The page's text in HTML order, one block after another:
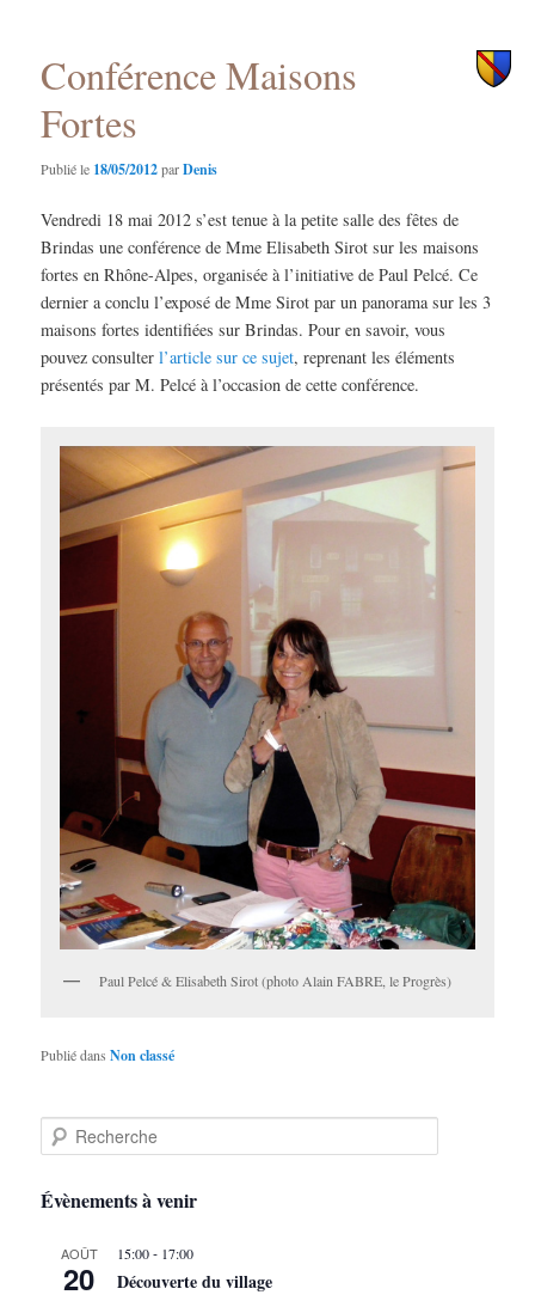
Conférence Maisons
Fortes
Publié le 18/05/2012parDenis
Vendredi 18 mai 2012 s’est tenue à la petite salle des fêtes de
Brindas une conférence de Mme Elisabeth Sirot sur les maisons
fortes en Rhône-Alpes, organisée à l’initiative de Paul Pelcé. Ce
dernier a conclu l’exposé de Mme Sirot par un panorama sur les 3
maisons fortes identifiées sur Brindas. Pour en savoir, vous
pouvez consulterl’article sur ce sujet, reprenant les éléments
présentés par M. Pelcé à l’occasion de cette conférence.
Paul Pelcé & Elisabeth Sirot (photo Alain FABRE, le Progrès)
Publié dans Non classé
e
h
Évènements à venir
AOÛT
20
15:00- 17:00
Découverte du village